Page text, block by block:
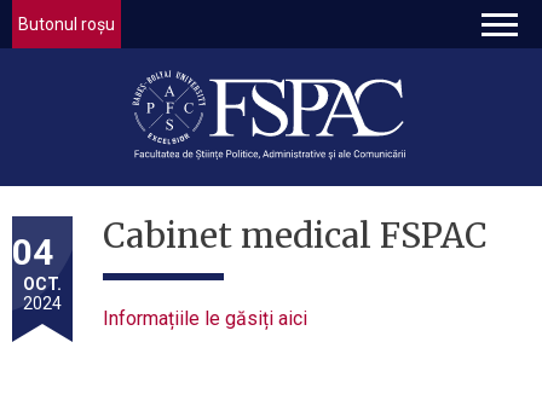
Butonul roșu
04
OCT.
2024
Cabinet medical FSPAC
Informațiile le găsiți aici